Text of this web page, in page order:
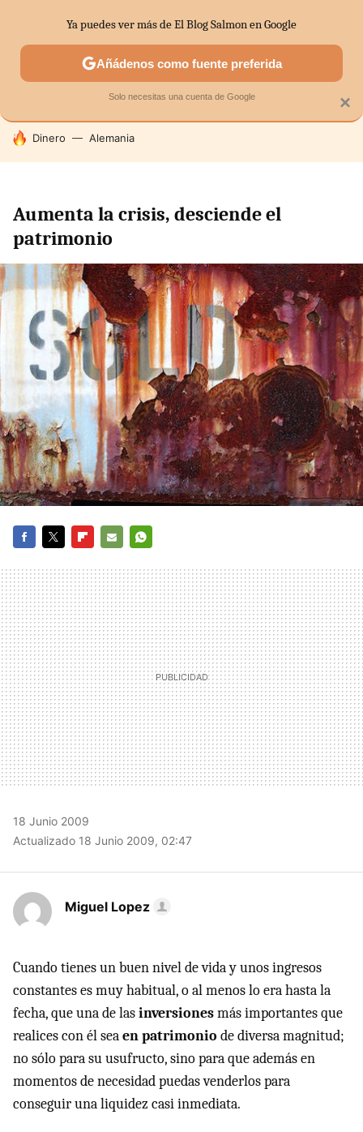
SECTORES ECONOMÍA DOMÉSTICA MERCADOS
HOY SE HABLA DE
Dinero Alemania
Aumenta la crisis, desciende el
patrimonio
MAIL
18 Junio 2009
Actualizado 18 Junio 2009, 02:47
Miguel Lopez
Cuando tienes un buen nivel de vida y unos ingresos
constantes es muy habitual, o al menos lo era hasta la
fecha, que una de lasinversionesmás importantes que
realices con él seaen patrimonio de diversa magnitud;
no sólo para su usufructo, sino para que además en
momentos de necesidad puedas venderlos para
conseguir una liquidez casi inmediata.
×
Ya puedes ver más de El Blog Salmon en Google
Añádenos como fuente preferida
Solo necesitas una cuenta de Google